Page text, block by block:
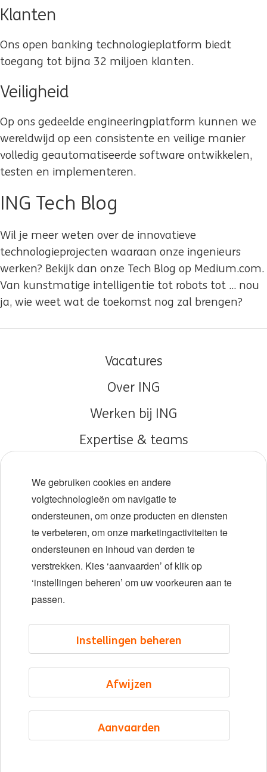
Klanten
Ons open banking technologieplatform biedt
toegang tot bijna 32 miljoen klanten.
Veiligheid
Op ons gedeelde engineeringplatform kunnen we
wereldwijd op een consistente en veilige manier
volledig geautomatiseerde software ontwikkelen,
testen en implementeren.
ING Tech Blog
Wil je meer weten over de innovatieve
technologieprojecten waaraan onze ingenieurs
werken? Bekijk dan onze Tech Blog op Medium.com.
Van kunstmatige intelligentie tot robots tot ... nou
ja, wie weet wat de toekomst nog zal brengen?
Vacatures
Over ING
Werken bij ING
Expertise & teams
Diversiteit en inclusie
Locaties
Evenementen
©2026 ING
Privacyverklaring
Cookie management
We gebruiken cookies en andere
volgtechnologieën om navigatie te
ondersteunen, om onze producten en diensten
te verbeteren, om onze marketingactiviteiten te
ondersteunen en inhoud van derden te
verstrekken. Kies ‘aanvaarden’ of klik op
‘instellingen beheren’ om uw voorkeuren aan te
passen.
Aanvaarden
Afwijzen
Instellingen beheren